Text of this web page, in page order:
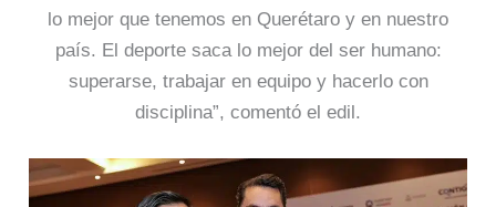
lo mejor que tenemos en Querétaro y en nuestro
país. El deporte saca lo mejor del ser humano:
superarse, trabajar en equipo y hacerlo con
disciplina”, comentó el edil.